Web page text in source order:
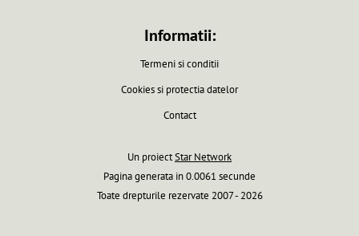
Informatii:
Termeni si conditii
Cookies si protectia datelor
Contact
Un proiectStar Network
Pagina generata in 0.0061 secunde
Toate drepturile rezervate 2007 - 2026